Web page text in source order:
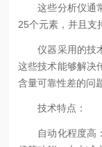
这些分析仪通常
25个元素，并且支
仪器采用的技术
这些技术能够解决
含量可靠性差的问
技术特点：
自动化程度高：